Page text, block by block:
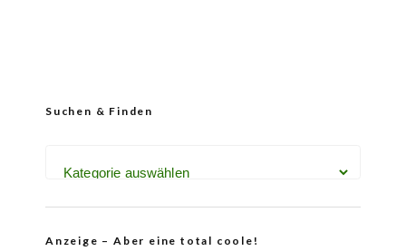
Suchen & Finden
Anzeige – Aber eine total coole!